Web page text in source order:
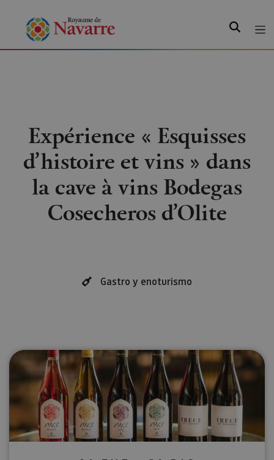
Expérience « Esquisses
d’histoire et vins » dans
la cave à vins Bodegas
Cosecheros d’Olite
Gastro y enoturismo